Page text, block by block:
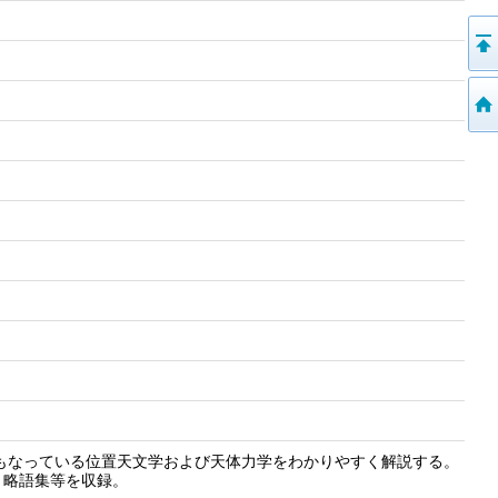
っている位置天文学および天体力学をわかりやすく解説する。
語集等を収録。